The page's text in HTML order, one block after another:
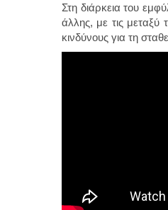
Στη διάρκεια του
άλλης, με τις μεταξύ
κινδύνους για τη